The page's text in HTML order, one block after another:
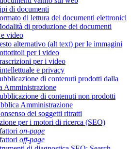
di documenti
di lettura dei documenti elettronici
di produzione dei documenti
video
alternativo (alt text) per le immagini
per i video
per i video
e privacy
di contenuti prodotti dalla
Amministrazione
di contenuti non prodotti
Amministrazione
dei soggetti ritratti
per i motori di ricerca (SEO)
on-page
off-page